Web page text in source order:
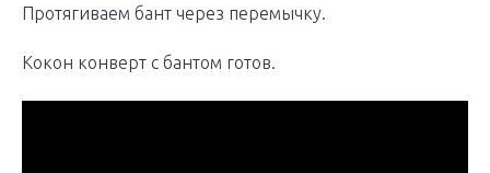
Протягиваем бант через перемычку.
Кокон конверт с бантом готов.